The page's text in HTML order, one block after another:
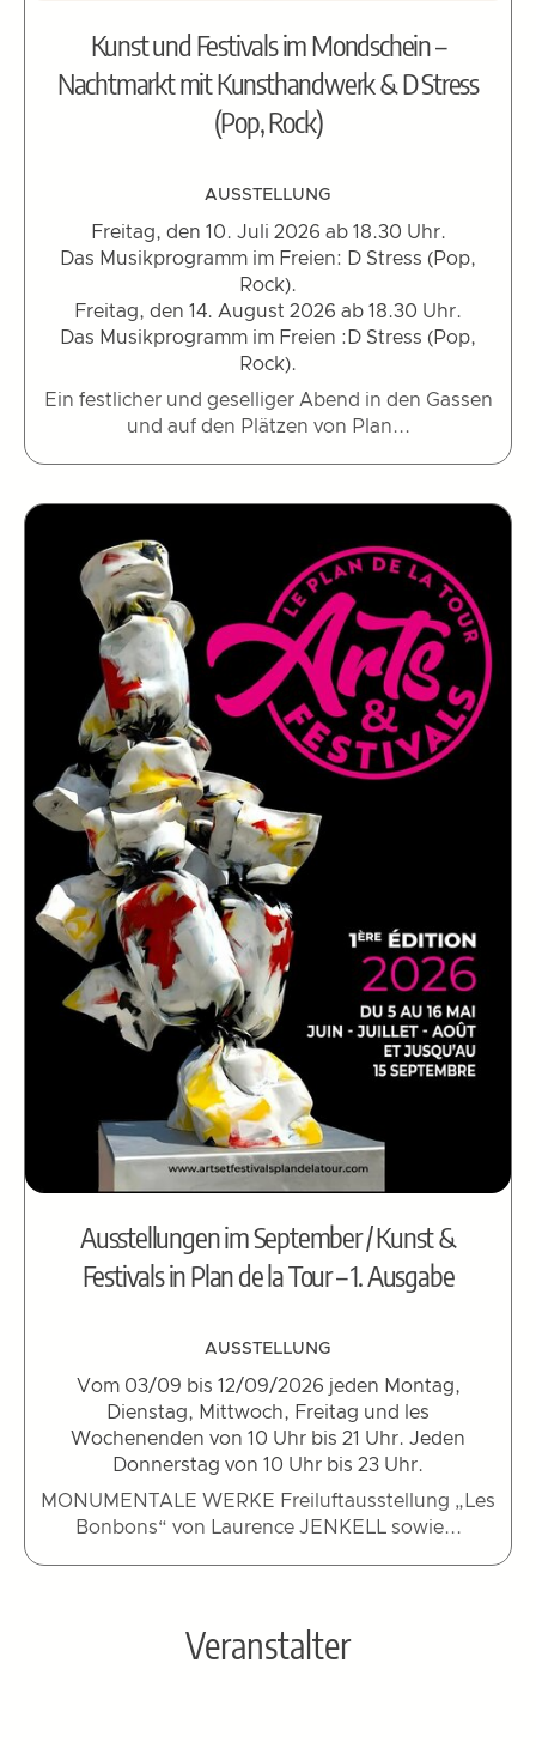
Ausstellungen im September / Kunst &
Festivals in Plan de la Tour – 1. Ausgabe
AUSSTELLUNG
Vom 03/09 bis 12/09/2026 jeden Montag,
Dienstag, Mittwoch, Freitag und les
Wochenenden von 10 Uhr bis 21 Uhr. Jeden
Donnerstag von 10 Uhr bis 23 Uhr.
MONUMENTALE WERKE Freiluftausstellung „Les
Bonbons“ von Laurence JENKELL sowie...
Kunst und Festivals im Mondschein –
Nachtmarkt mit Kunsthandwerk & D Stress
(Pop, Rock)
AUSSTELLUNG
Freitag, den 10. Juli 2026 ab 18.30 Uhr.
Das Musikprogramm im Freien: D Stress (Pop,
Rock).
Freitag, den 14. August 2026 ab 18.30 Uhr.
Das Musikprogramm im Freien :D Stress (Pop,
Rock).
Ein festlicher und geselliger Abend in den Gassen
und auf den Plätzen von Plan...
Veranstalter